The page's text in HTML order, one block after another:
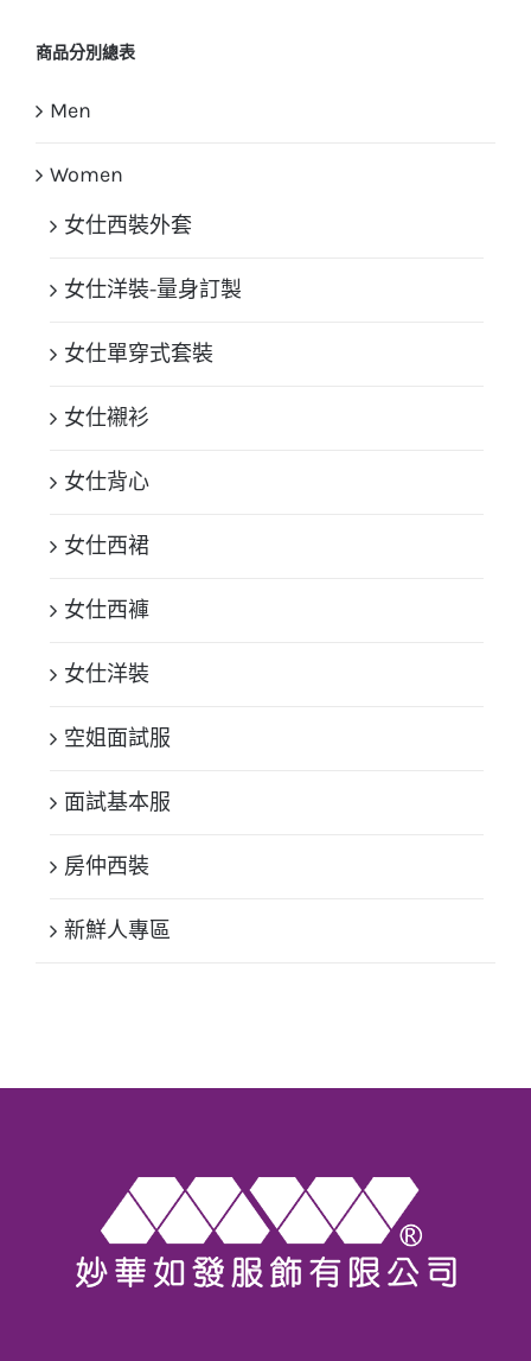
商品分別總表
Men
Women
女仕西裝外套
女仕洋裝-量身訂製
女仕單穿式套裝
女仕襯衫
女仕背心
女仕西裙
女仕西褲
女仕洋裝
空姐面試服
面試基本服
房仲西裝
新鮮人專區